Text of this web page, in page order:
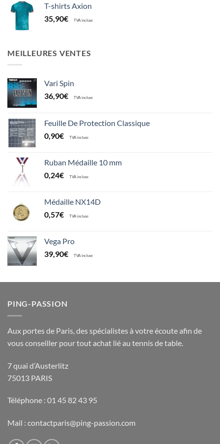
T-shirts Axion
35,90€ TVA incluse
MEILLEURES VENTES
Vari Spin
36,90€ TVA incluse
Feuille De Protection Classique
0,90€ TVA incluse
Ruban Médaille 10 mm
0,24€ TVA incluse
Médaille NX14D
0,57€ TVA incluse
Vega Pro
39,90€ TVA incluse
PING-PASSION
Aux portes de Paris, des spécialistes à votre écoute afin de
vous conseiller pour tout achat lié au tennis de table.
7 quai d’Austerlitz
75013 PARIS
Téléphone : 01 45 82 43 95
Mail : contactparis@ping-passion.com